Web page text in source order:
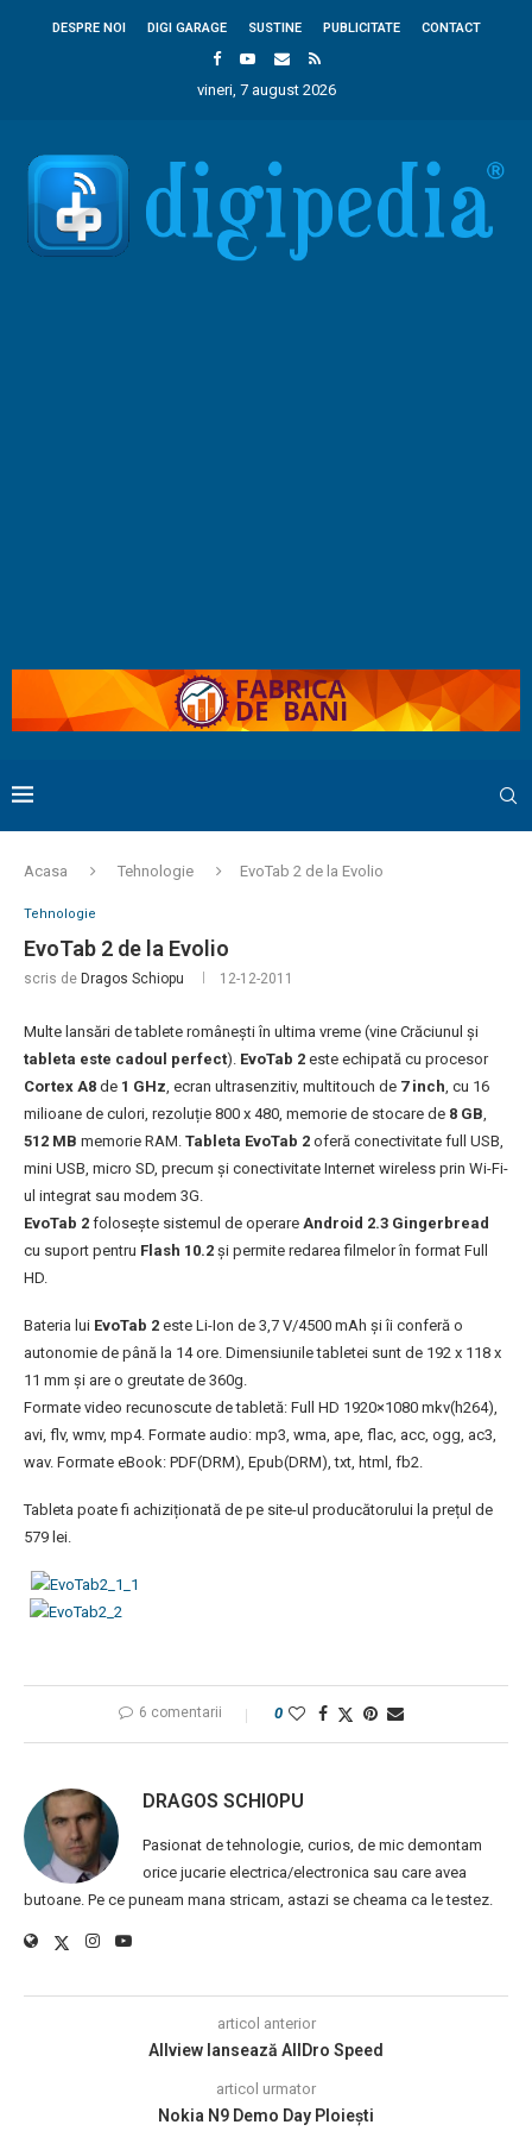
DESPRE NOI DIGI GARAGE SUSTINE PUBLICITATE CONTACT
vineri, 7 august 2026
Acasa Tehnologie EvoTab 2 de la Evolio
Tehnologie
EvoTab 2 de la Evolio
scris de Dragos Schiopu 12-12-2011
Multe lansări de tablete românești în ultima vreme (vine Crăciunul și
tableta este cadoul perfect). EvoTab 2 este echipată cu procesor
Cortex A8 de 1 GHz, ecran ultrasenzitiv, multitouch de 7 inch, cu 16
milioane de culori, rezoluție 800 x 480, memorie de stocare de 8 GB,
512 MB memorie RAM. Tableta EvoTab 2 oferă conectivitate full USB,
mini USB, micro SD, precum și conectivitate Internet wireless prin Wi-Fi-
ul integrat sau modem 3G.
EvoTab 2 folosește sistemul de operare Android 2.3 Gingerbread
cu suport pentru Flash 10.2 și permite redarea filmelor în format Full
HD.
Bateria lui EvoTab 2 este Li-Ion de 3,7 V/4500 mAh și îi conferă o
autonomie de până la 14 ore. Dimensiunile tabletei sunt de 192 x 118 x
11 mm și are o greutate de 360g.
Formate video recunoscute de tabletă: Full HD 1920×1080 mkv(h264),
avi, flv, wmv, mp4. Formate audio: mp3, wma, ape, flac, acc, ogg, ac3,
wav. Formate eBook: PDF(DRM), Epub(DRM), txt, html, fb2.
Tableta poate fi achiziționată de pe site-ul producătorului la prețul de
579 lei.
6 comentarii 0
DRAGOS SCHIOPU
Pasionat de tehnologie, curios, de mic demontam
orice jucarie electrica/electronica sau care avea
butoane. Pe ce puneam mana stricam, astazi se cheama ca le testez.
articol anterior
Allview lansează AllDro Speed
articol urmator
Nokia N9 Demo Day Ploiești